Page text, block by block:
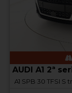
AUDI A1 2ª
A1 SPB 30 TFSI